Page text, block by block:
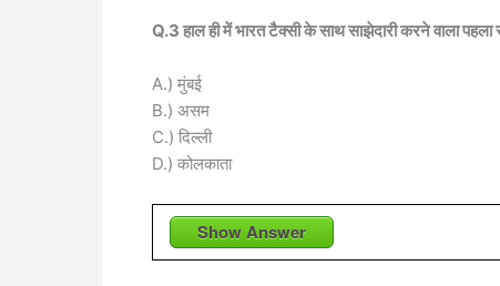
Q.3 हाल ही में भारत टैक्सी के साथ साझेदारी करने वाला पहला
A.) मुंबई
B.) असम
C.) दिल्ली
D.) कोलकाता
Show Answer